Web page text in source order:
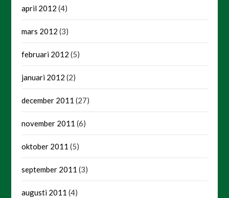
april 2012 (4)
mars 2012 (3)
februari 2012 (5)
januari 2012 (2)
december 2011 (27)
november 2011 (6)
oktober 2011 (5)
september 2011 (3)
augusti 2011 (4)